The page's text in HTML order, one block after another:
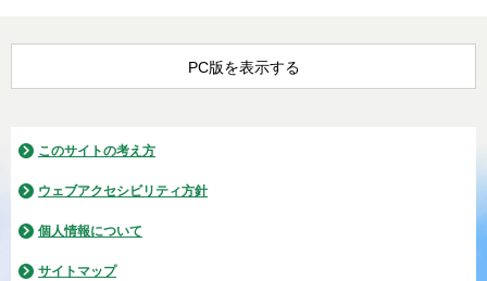
PC版を表示する
このサイトの考え方
ウェブアクセシビリティ方針
個人情報について
サイトマップ